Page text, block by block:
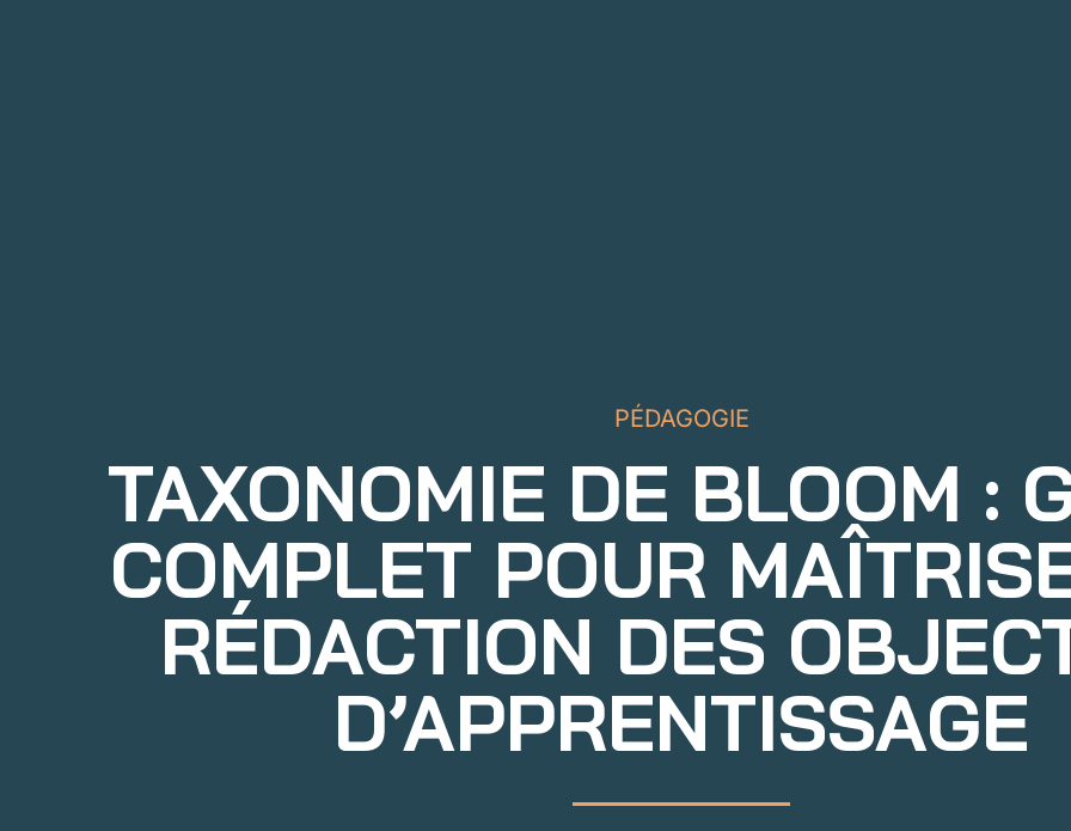
PÉDAGOGIE
TAXONOMIE DE BLOOM :
COMPLET POUR
RÉDACTION DES
D’APPRENTISSAGE